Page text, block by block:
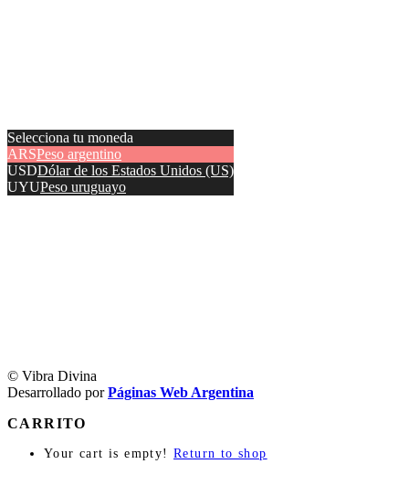
© Vibra Divina
Desarrollado porPáginas Web Argentina
Selecciona tu moneda
ARSPeso argentino
USDDólar de los Estados Unidos (US)
UYUPeso uruguayo
CARRITO
Your cart is empty! Return to shop